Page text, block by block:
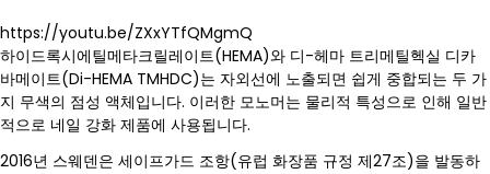
https://youtu.be/ZXxYTfQMgmQ
하이드록시에틸메타크릴레이트(HEMA)와 디-헤마 트리메틸헥실 디카
바메이트(Di-HEMA TMHDC)는 자외선에 노출되면 쉽게 중합되는 두 가
지 무색의 점성 액체입니다. 이러한 모노머는 물리적 특성으로 인해 일반
적으로 네일 강화 제품에 사용됩니다.
2016년 스웨덴은 세이프가드 조항(유럽 화장품 규정 제27조)을 발동하